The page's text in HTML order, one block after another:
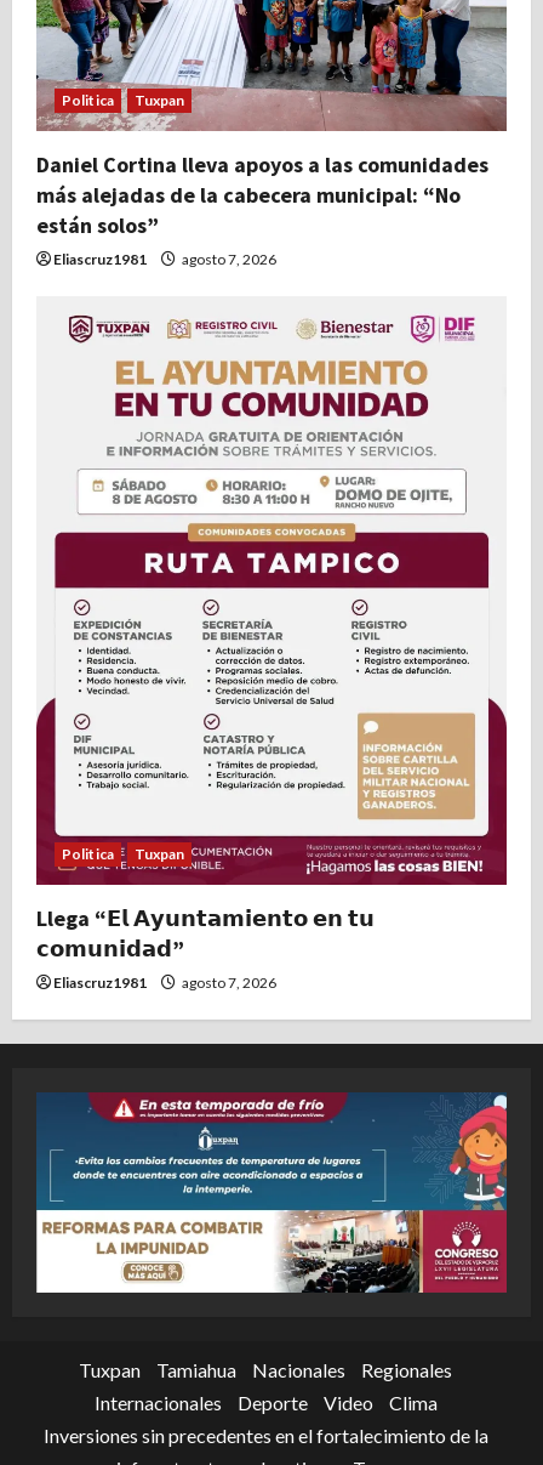
Politica Tuxpan
Daniel Cortina lleva apoyos a las comunidades
más alejadas de la cabecera municipal: “No
están solos”
Eliascruz1981 agosto 7, 2026
Politica Tuxpan
Llega “𝗘𝗹 𝗔𝘆𝘂𝗻𝘁𝗮𝗺𝗶𝗲𝗻𝘁𝗼 𝗲𝗻 𝘁𝘂
𝗰𝗼𝗺𝘂𝗻𝗶𝗱𝗮𝗱”
Eliascruz1981 agosto 7, 2026
Tuxpan Tamiahua Nacionales
Regionales
Internacionales
Deporte Video
Clima
Inversiones sin precedentes en el fortalecimiento de la